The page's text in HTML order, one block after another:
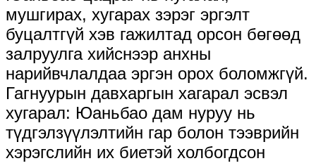
мушгирах, хугарах зэрэг эргэлт
буцалтгүй хэв гажилтад орсон бөгөөд
залруулга хийснээр анхны
нарийвчлалдаа эргэн орох боломжгүй.
Гагнуурын давхаргын хагарал эсвэл
хугарал: Юаньбао дам нуруу нь
түдгэлзүүлэлтийн гар болон тээврийн
хэрэгслийн их биетэй холбогдсон